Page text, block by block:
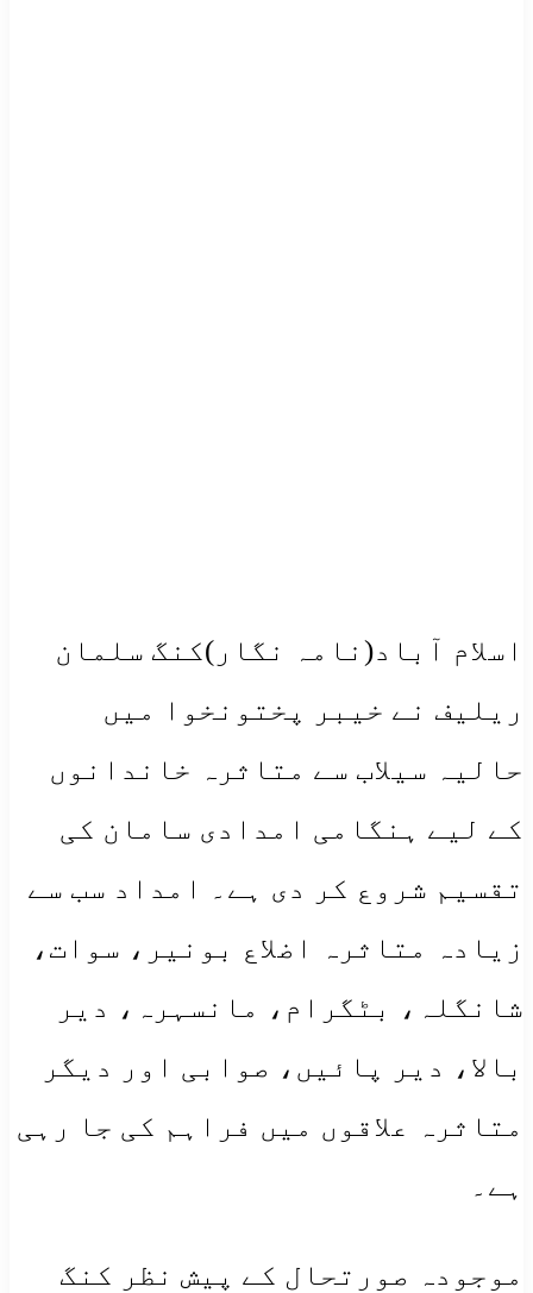
اسلام آباد(نامہ نگار)کنگ سلمان
ریلیف نے خیبر پختونخوا میں
حالیہ سیلاب سے متاثرہ خاندانوں
کے لیے ہنگامی امدادی سامان کی
تقسیم شروع کر دی ہے۔ امداد سب سے
زیادہ متاثرہ اضلاع بونیر، سوات،
شانگلہ، بٹگرام، مانسہرہ، دیر
بالا، دیر پائیں، صوابی اور دیگر
متاثرہ علاقوں میں فراہم کی جا رہی
ہے۔
موجودہ صورتحال کے پیش نظر کنگ